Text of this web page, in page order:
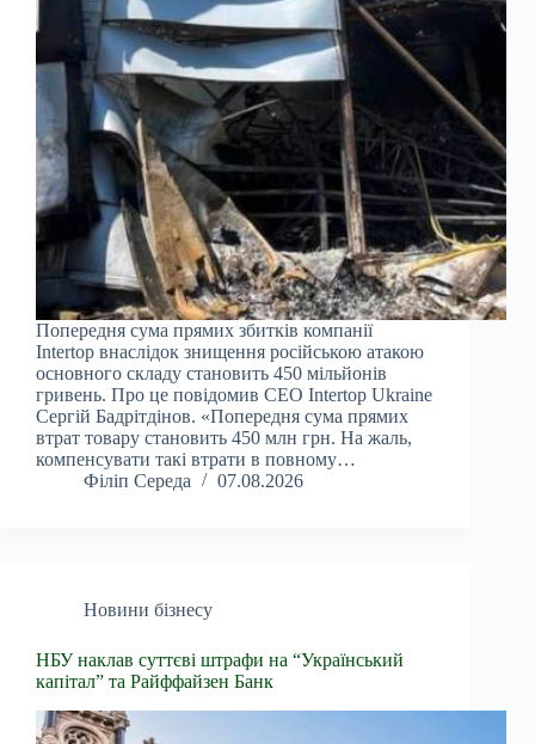
Попередня сума прямих збитків компанії
Intertop внаслідок знищення російською атакою
основного складу становить 450 мільйонів
гривень. Про це повідомив CEO Intertop Ukraine
Сергій Бадрітдінов. «Попередня сума прямих
втрат товару становить 450 млн грн. На жаль,
компенсувати такі втрати в повному…
Філіп Середа
07.08.2026
Новини бізнесу
НБУ наклав суттєві штрафи на “Український
капітал” та Райффайзен Банк